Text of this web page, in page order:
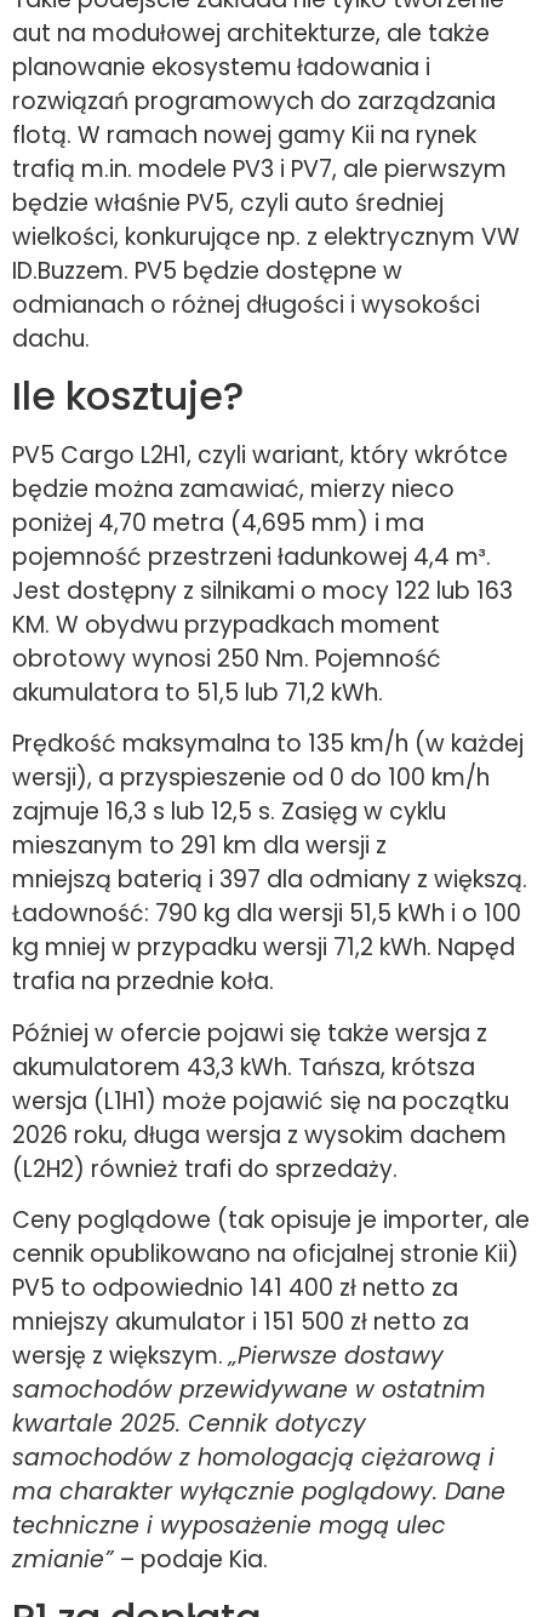
aut na modułowej architekturze, ale także
planowanie ekosystemu ładowania i
rozwiązań programowych do zarządzania
flotą. W ramach nowej gamy Kii na rynek
trafią m.in. modele PV3 i PV7, ale pierwszym
będzie właśnie PV5, czyli auto średniej
wielkości, konkurujące np. z elektrycznym VW
ID.Buzzem. PV5 będzie dostępne w
odmianach o różnej długości i wysokości
dachu.
Ile kosztuje?
PV5 Cargo L2H1, czyli wariant, który wkrótce
będzie można zamawiać, mierzy nieco
poniżej 4,70 metra (4,695 mm) i ma
pojemność przestrzeni ładunkowej 4,4 m³.
Jest dostępny z silnikami o mocy 122 lub 163
KM. W obydwu przypadkach moment
obrotowy wynosi 250 Nm. Pojemność
akumulatora to 51,5 lub 71,2 kWh.
Prędkość maksymalna to 135 km/h (w każdej
wersji), a przyspieszenie od 0 do 100 km/h
zajmuje 16,3 s lub 12,5 s. Zasięg w cyklu
mieszanym to 291 km dla wersji z
mniejszą baterią i 397 dla odmiany z większą.
Ładowność: 790 kg dla wersji 51,5 kWh i o 100
kg mniej w przypadku wersji 71,2 kWh. Napęd
trafia na przednie koła.
Później w ofercie pojawi się także wersja z
akumulatorem 43,3 kWh. Tańsza, krótsza
wersja (L1H1) może pojawić się na początku
2026 roku, długa wersja z wysokim dachem
(L2H2) również trafi do sprzedaży.
Ceny poglądowe (tak opisuje je importer, ale
cennik opublikowano na oficjalnej stronie Kii)
PV5 to odpowiednio 141 400 zł netto za
mniejszy akumulator i 151 500 zł netto za
wersję z większym.„Pierwsze dostawy
samochodów przewidywane w ostatnim
kwartale 2025. Cennik dotyczy
samochodów z homologacją ciężarową i
ma charakter wyłącznie poglądowy. Dane
techniczne i wyposażenie mogą ulec
zmianie”– podaje Kia.